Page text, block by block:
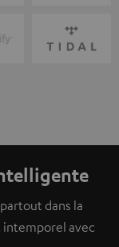
dans la
intemporel avec